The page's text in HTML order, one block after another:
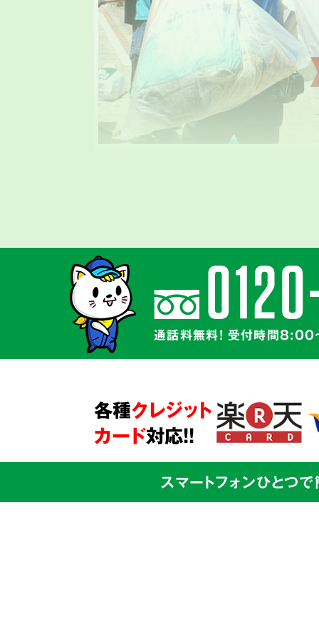
親切丁寧な対応
ゴミ屋敷はご本人様の精神的な問題
かかわるものです。そのため私たち
だけでなく、お客様の心に寄り添う
サービスを心がけています。
ご本人様からのご依頼も、ご家族の
問題解決に向けて全面的にサポート
03
通話料無料! 受付時間8:00
各種クレジット
カード対応!!
スマートフォンひとつ